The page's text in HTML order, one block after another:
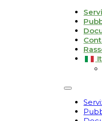
Informativa